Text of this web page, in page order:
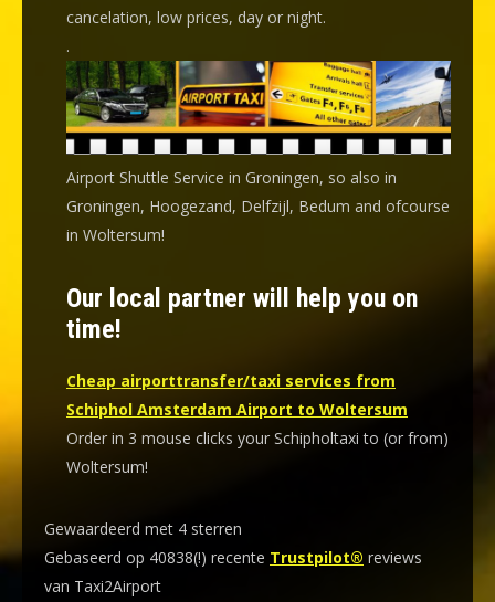
cancelation, low prices, day or night.
.
Airport Shuttle Service in Groningen, so also in
Groningen, Hoogezand, Delfzijl, Bedum and ofcourse
in Woltersum!
Our local partner will help you on
time!
Cheap airporttransfer/taxi services from
Schiphol Amsterdam Airport to Woltersum
Order in 3 mouse clicks your Schipholtaxi to (or from)
Woltersum!
Gewaardeerd met 4 sterren
Gebaseerd op 40838(!) recente Trustpilot® reviews
van Taxi2Airport